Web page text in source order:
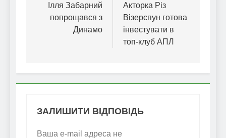
записів
Ілля Забарний
попрощався з
Динамо
Акторка Різ
Візерспун готова
інвестувати в
топ-клуб АПЛ
ЗАЛИШИТИ ВІДПОВІДЬ
Ваша e-mail адреса не